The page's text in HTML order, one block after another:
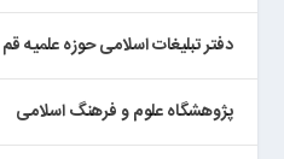
دفتر تبلیغات اسلامی حوزه علمیه قم
پژوهشگاه علوم و فرهنگ اسلامی